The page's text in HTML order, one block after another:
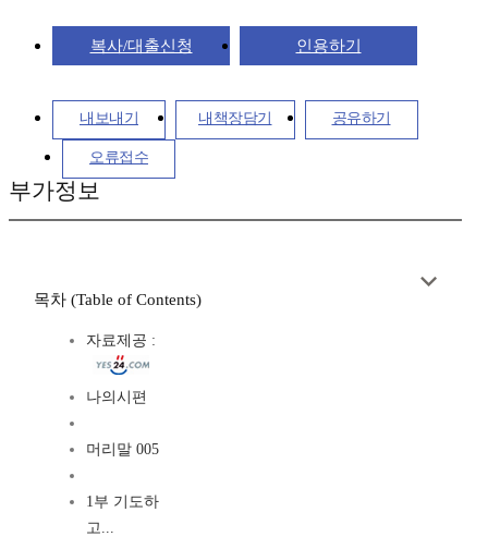
복사/대출신청 인용하기
내보내기 내책장담기 공유하기
오류접수
부가정보
목차 (Table of Contents)
자료제공 :
나의시편
머리말 005
1부 기도하
고...